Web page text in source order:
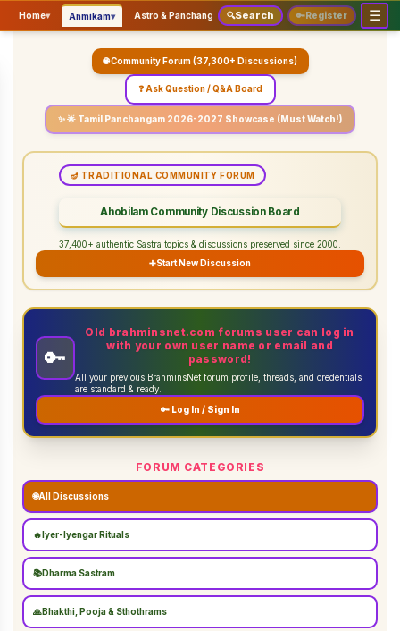
Home▾ Anmikam▾ Astro & Panchangam▾ Vaidhikam & Sastram▾
🔍Search 🔑Register ☰
🌐 Community Forum (37,300+ Discussions)
❓ Ask Question / Q&A Board
✨ 🌟 Tamil Panchangam 2026-2027 Showcase (Must Watch!)
🪔 TRADITIONAL COMMUNITY FORUM
Ahobilam Community Discussion Board
37,400+ authentic Sastra topics & discussions preserved since 2000.
➕Start New Discussion
🔑
Old brahminsnet.com forums user can log in
with your own user name or email and
password!
All your previous BrahminsNet forum profile, threads, and credentials
are standard & ready.
🔑 Log In / Sign In
FORUM CATEGORIES
🌐All Discussions
🔥 Iyer-Iyengar Rituals
📚Dharma Sastram
🙏Bhakthi, Pooja & Sthothrams